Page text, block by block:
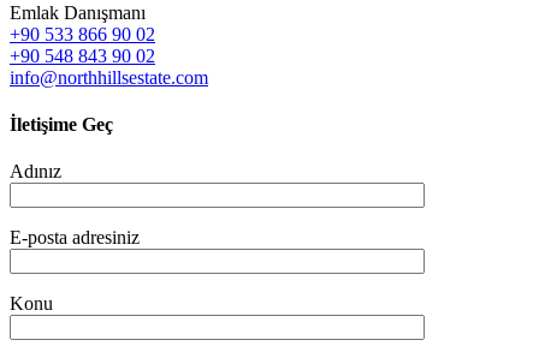
Emlak Danışmanı
+90 533 866 90 02
+90 548 843 90 02
info@northhillsestate.com
İletişime Geç
Adınız
E-posta adresiniz
Konu